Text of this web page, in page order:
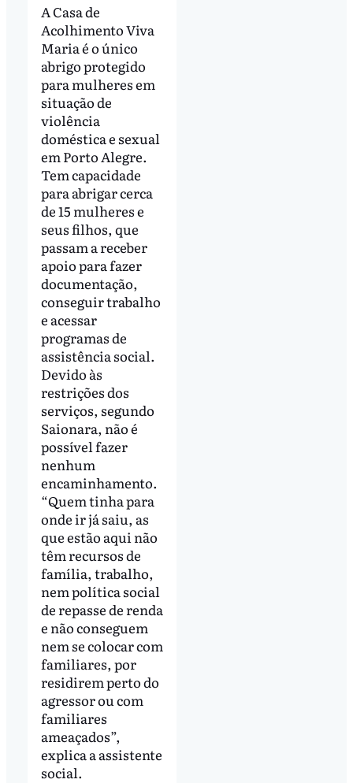
A Casa de
Acolhimento Viva
Maria é o único
abrigo protegido
para mulheres em
situação de
violência
doméstica e sexual
em Porto Alegre.
Tem capacidade
para abrigar cerca
de 15 mulheres e
seus filhos, que
passam a receber
apoio para fazer
documentação,
conseguir trabalho
e acessar
programas de
assistência social.
Devido às
restrições dos
serviços, segundo
Saionara, não é
possível fazer
nenhum
encaminhamento.
“Quem tinha para
onde ir já saiu, as
que estão aqui não
têm recursos de
família, trabalho,
nem política social
de repasse de renda
e não conseguem
nem se colocar com
familiares, por
residirem perto do
agressor ou com
familiares
ameaçados”,
explica a assistente
social.